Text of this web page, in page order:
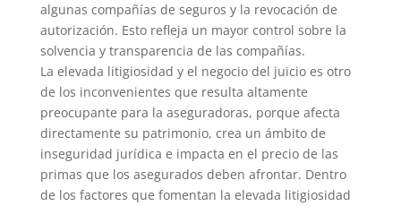
algunas compañías de seguros y la revocación de
autorización. Esto refleja un mayor control sobre la
solvencia y transparencia de las compañías.
La elevada litigiosidad y el negocio del juicio es otro
de los inconvenientes que resulta altamente
preocupante para la aseguradoras, porque afecta
directamente su patrimonio, crea un ámbito de
inseguridad jurídica e impacta en el precio de las
primas que los asegurados deben afrontar. Dentro
de los factores que fomentan la elevada litigiosidad